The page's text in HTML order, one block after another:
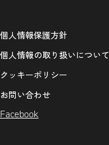
個人情報保護方針
個人情報の取り扱いについて
クッキーポリシー
お問い合わせ
Facebook